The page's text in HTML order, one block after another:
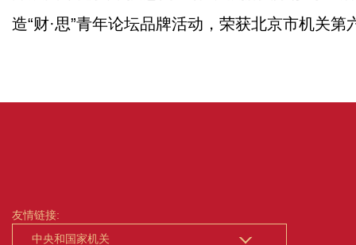
造“财·思”青年论坛品牌活动，荣获北京市机关
友情链接: